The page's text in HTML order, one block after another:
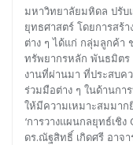
มหาวิทยาลัยมหิดล ปรับ
ยุทธศาสตร์ โดยการสร้
ต่าง ๆ ได้แก่ กลุ่มลูกค้า
ทรัพยากรหลัก พันธมิตร
งานที่ผ่านมา ที่ประสบค
ร่วมมือต่าง ๆ ในด้านกา
ให้มีความเหมาะสมมาก
‘การวางแผนกลยุทธ์เชิ
ดร.ณัฐสิทธิ์ เกิดศรี อาจ